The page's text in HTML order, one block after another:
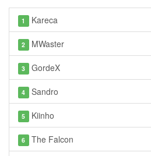
1 Kareca
2 MWaster
3 GordeX
4 Sandro
5 Kiinho
6 The Falcon